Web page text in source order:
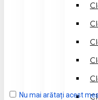
Nu mai arătați acest